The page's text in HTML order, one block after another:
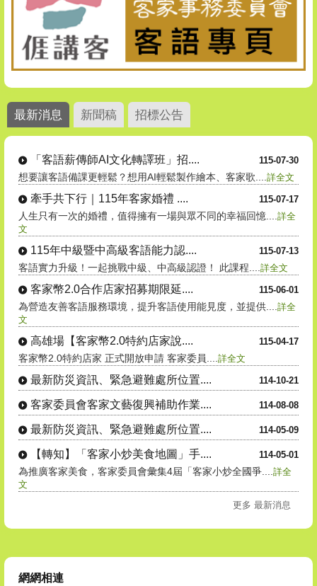
最新消息 新聞稿 招標公告
115-07-30
「客語薪傳師AI文化轉譯班」招....
想要讓客語備課更輕鬆？想用AI輕鬆製作繪本、客家歌.... 詳全文
115-07-17
牽手共下行｜115年客家婚禮 ....
人生只有一次的婚禮，值得擁有一場與眾不同的幸福回憶.... 詳全
文
115-07-13
115年中級暨中高級客語能力認....
客語實力升級！一起挑戰中級、中高級認證！ 此課程.... 詳全文
115-06-01
客家幣2.0合作店家招募期限延....
為營造友善客語服務環境，提升客語使用能見度，並提供.... 詳全
文
115-04-17
高雄場【客家幣2.0特約店家說....
客家幣2.0特約店家 正式開放申請 客家委員.... 詳全文
114-10-21
最新防災資訊、緊急避難處所位置....
114-08-08
客家委員會客家文藝復興補助作業....
114-05-09
最新防災資訊、緊急避難處所位置....
114-05-01
【轉知】「客家小炒美食地圖」手....
為推廣客家美食，客家委員會彙集4屆「客家小炒全國爭.... 詳全
文
更多 最新消息
網網相連